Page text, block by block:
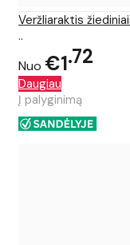
Veržliaraktis
..
Nuo €1 72
Daugiau
Į palyginimą